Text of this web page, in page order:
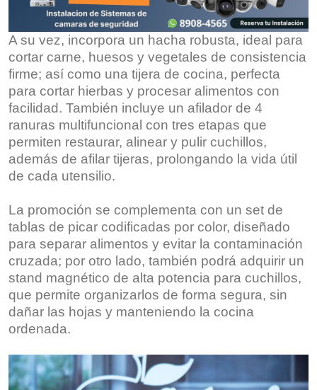
A su vez, incorpora un hacha robusta, ideal para
cortar carne, huesos y vegetales de consistencia
firme; así como una tijera de cocina, perfecta
para cortar hierbas y procesar alimentos con
facilidad. También incluye un afilador de 4
ranuras multifuncional con tres etapas que
permiten restaurar, alinear y pulir cuchillos,
además de afilar tijeras, prolongando la vida útil
de cada utensilio.
La promoción se complementa con un set de
tablas de picar codificadas por color, diseñado
para separar alimentos y evitar la contaminación
cruzada; por otro lado, también podrá adquirir un
stand magnético de alta potencia para cuchillos,
que permite organizarlos de forma segura, sin
dañar las hojas y manteniendo la cocina
ordenada.